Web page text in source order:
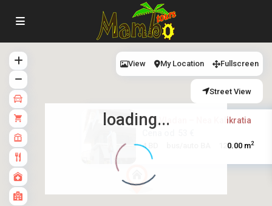
Vila Vladan – Nea Kalikratia
4 BD 120.00 m2
loading...
View My Location Fullscreen
Street View